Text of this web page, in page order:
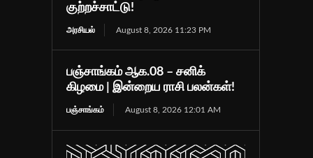
குற்றச்சாட்டு!
அரசியல் August 8, 2026 11:23 PM
பஞ்சாங்கம் ஆக.08 – சனிக்
கிழமை | இன்றைய ராசி பலன்கள்!
பஞ்சாங்கம் August 8, 2026 12:01 AM